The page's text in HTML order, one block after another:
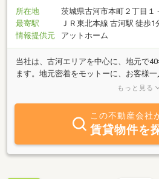
所在地
茨城県古河市本町２丁目１
最寄駅
ＪＲ東北本線 古河駅 徒歩1
情報提供元
アットホーム
当社は、古河エリアを中心に、地元で
ます。地元密着をモットーに、お客様
るように営業を行なっており、売買・
地、空き家の管理や売却、相続のご相
もっと見る
この不動産会社
賃貸物件を